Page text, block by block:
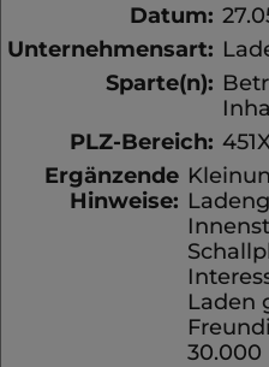
Datum:
Unternehmensart:
Sparte(n):
PLZ-Bereich:
Ergänzende
Hinweise:
Laden
30.000